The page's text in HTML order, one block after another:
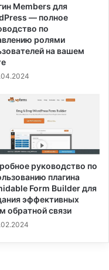
Members для
— полное
по
ролями
на вашем
руководство по
плагина
Form Builder для
эффективных
обратной связи